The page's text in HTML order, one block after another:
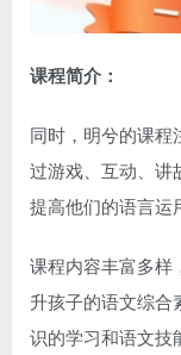
课程简介：
同时，明兮的课程
过游戏、互动、讲
提高他们的语言运
课程内容丰富多样
升孩子的语文综合
识的学习和语文技